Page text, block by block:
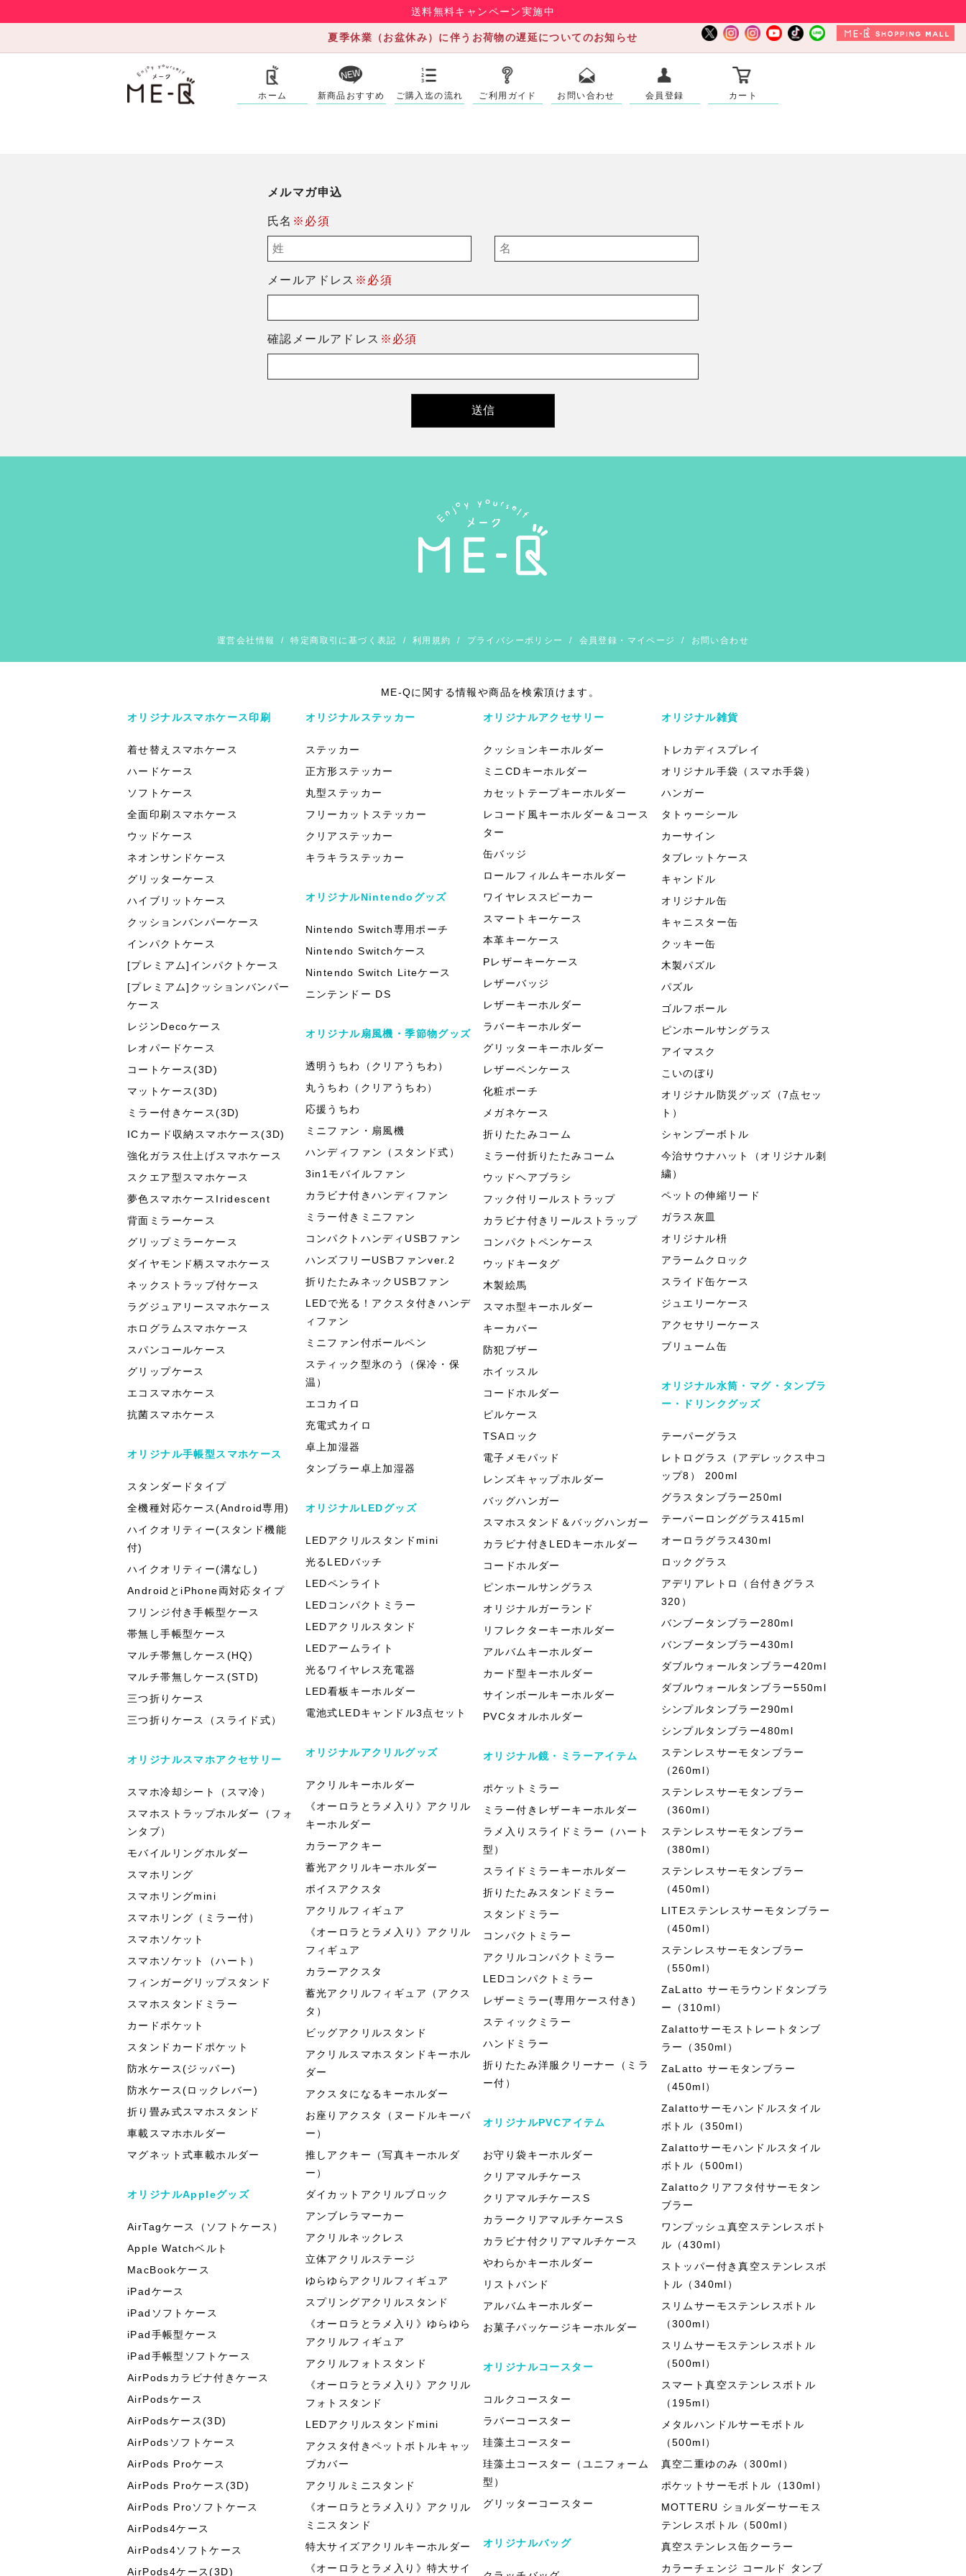
送料無料キャンペーン実施中
夏季休業（お盆休み）に伴うお荷物の遅延についてのお知らせ
ホーム 新商品おすすめ ご購入迄の流れ ご利用ガイド お問い合わせ 会員登録 カート
メルマガ申込
氏名 ※必須
メールアドレス ※必須
確認メールアドレス ※必須
運営会社情報 /特定商取引に基づく表記 / 利用規約 / プライバシーポリシー / 会員登録・マイページ / お問い合わせ
ME-Qに関する情報や商品を検索頂けます。
オリジナルスマホケース印刷
着せ替えスマホケース
ハードケース
ソフトケース
全面印刷スマホケース
ウッドケース
ネオンサンドケース
グリッターケース
ハイブリットケース
クッションバンパーケース
インパクトケース
[プレミアム]インパクトケース
[プレミアム]クッションバンパー
ケース
レジンDecoケース
レオパードケース
コートケース(3D)
マットケース(3D)
ミラー付きケース(3D)
ICカード収納スマホケース(3D)
強化ガラス仕上げスマホケース
スクエア型スマホケース
夢色スマホケースIridescent
背面ミラーケース
グリップミラーケース
ダイヤモンド柄スマホケース
ネックストラップ付ケース
ラグジュアリースマホケース
ホログラムスマホケース
スパンコールケース
グリップケース
エコスマホケース
抗菌スマホケース
オリジナル手帳型スマホケース
スタンダードタイプ
全機種対応ケース(Android専用)
ハイクオリティー(スタンド機能
付)
ハイクオリティー(溝なし)
AndroidとiPhone両対応タイプ
フリンジ付き手帳型ケース
帯無し手帳型ケース
マルチ帯無しケース(HQ)
マルチ帯無しケース(STD)
三つ折りケース
三つ折りケース（スライド式）
オリジナルスマホアクセサリー
スマホ冷却シート（スマ冷）
スマホストラップホルダー（フォ
ンタブ）
モバイルリングホルダー
スマホリング
スマホリングmini
スマホリング（ミラー付）
スマホソケット
スマホソケット（ハート）
フィンガーグリップスタンド
スマホスタンドミラー
カードポケット
スタンドカードポケット
防水ケース(ジッパー)
防水ケース(ロックレバー)
折り畳み式スマホスタンド
車載スマホホルダー
マグネット式車載ホルダー
オリジナルAppleグッズ
AirTagケース（ソフトケース）
Apple Watchベルト
MacBookケース
iPadケース
iPadソフトケース
iPad手帳型ケース
iPad手帳型ソフトケース
AirPodsカラビナ付きケース
AirPodsケース
AirPodsケース(3D)
AirPodsソフトケース
AirPods Proケース
AirPods Proケース(3D)
AirPods Proソフトケース
AirPods4ケース
AirPods4ソフトケース
AirPods4ケース(3D)
オリジナルステッカー
ステッカー
正方形ステッカー
丸型ステッカー
フリーカットステッカー
クリアステッカー
キラキラステッカー
オリジナルNintendoグッズ
Nintendo Switch専用ポーチ
Nintendo Switchケース
Nintendo Switch Liteケース
ニンテンドー DS
オリジナル扇風機・季節物グッズ
透明うちわ（クリアうちわ）
丸うちわ（クリアうちわ）
応援うちわ
ミニファン・扇風機
ハンディファン（スタンド式）
3in1モバイルファン
カラビナ付きハンディファン
ミラー付きミニファン
コンパクトハンディUSBファン
ハンズフリーUSBファンver.2
折りたたみネックUSBファン
LEDで光る！アクスタ付きハンデ
ィファン
ミニファン付ボールペン
スティック型氷のう（保冷・保
温）
エコカイロ
充電式カイロ
卓上加湿器
タンブラー卓上加湿器
オリジナルLEDグッズ
LEDアクリルスタンドmini
光るLEDバッチ
LEDペンライト
LEDコンパクトミラー
LEDアクリルスタンド
LEDアームライト
光るワイヤレス充電器
LED看板キーホルダー
電池式LEDキャンドル3点セット
オリジナルアクリルグッズ
アクリルキーホルダー
《オーロラとラメ入り》アクリル
キーホルダー
カラーアクキー
蓄光アクリルキーホルダー
ボイスアクスタ
アクリルフィギュア
《オーロラとラメ入り》アクリル
フィギュア
カラーアクスタ
蓄光アクリルフィギュア（アクス
タ）
ビッグアクリルスタンド
アクリルスマホスタンドキーホル
ダー
アクスタになるキーホルダー
お座りアクスタ（ヌードルキーパ
ー）
推しアクキー（写真キーホルダ
ー）
ダイカットアクリルブロック
アンブレラマーカー
アクリルネックレス
立体アクリルステージ
ゆらゆらアクリルフィギュア
スプリングアクリルスタンド
《オーロラとラメ入り》ゆらゆら
アクリルフィギュア
アクリルフォトスタンド
《オーロラとラメ入り》アクリル
フォトスタンド
LEDアクリルスタンドmini
アクスタ付きペットボトルキャッ
プカバー
アクリルミニスタンド
《オーロラとラメ入り》アクリル
ミニスタンド
特大サイズアクリルキーホルダー
《オーロラとラメ入り》特大サイ
オリジナルアクセサリー
クッションキーホルダー
ミニCDキーホルダー
カセットテープキーホルダー
レコード風キーホルダー＆コース
ター
缶バッジ
ロールフィルムキーホルダー
ワイヤレススピーカー
スマートキーケース
本革キーケース
Pレザーキーケース
レザーバッジ
レザーキーホルダー
ラバーキーホルダー
グリッターキーホルダー
レザーペンケース
化粧ポーチ
メガネケース
折りたたみコーム
ミラー付折りたたみコーム
ウッドヘアブラシ
フック付リールストラップ
カラビナ付きリールストラップ
コンパクトペンケース
ウッドキータグ
木製絵馬
スマホ型キーホルダー
キーカバー
防犯ブザー
ホイッスル
コードホルダー
ピルケース
TSAロック
電子メモパッド
レンズキャップホルダー
バッグハンガー
スマホスタンド＆バッグハンガー
カラビナ付きLEDキーホルダー
コードホルダー
ピンホールサングラス
オリジナルガーランド
リフレクターキーホルダー
アルバムキーホルダー
カード型キーホルダー
サインボールキーホルダー
PVCタオルホルダー
オリジナル鏡・ミラーアイテム
ポケットミラー
ミラー付きレザーキーホルダー
ラメ入りスライドミラー（ハート
型）
スライドミラーキーホルダー
折りたたみスタンドミラー
スタンドミラー
コンパクトミラー
アクリルコンパクトミラー
LEDコンパクトミラー
レザーミラー(専用ケース付き)
スティックミラー
ハンドミラー
折りたたみ洋服クリーナー（ミラ
ー付）
オリジナルPVCアイテム
お守り袋キーホルダー
クリアマルチケース
クリアマルチケースS
カラークリアマルチケースS
カラビナ付クリアマルチケース
やわらかキーホルダー
リストバンド
アルバムキーホルダー
お菓子パッケージキーホルダー
オリジナルコースター
コルクコースター
ラバーコースター
珪藻土コースター
珪藻土コースター（ユニフォーム
型）
グリッターコースター
オリジナルバッグ
オリジナル雑貨
トレカディスプレイ
オリジナル手袋（スマホ手袋）
ハンガー
タトゥーシール
カーサイン
タブレットケース
キャンドル
オリジナル缶
キャニスター缶
クッキー缶
木製パズル
パズル
ゴルフボール
ピンホールサングラス
アイマスク
こいのぼり
オリジナル防災グッズ（7点セッ
ト）
シャンプーボトル
今治サウナハット（オリジナル刺
繍）
ペットの伸縮リード
ガラス灰皿
オリジナル枡
アラームクロック
スライド缶ケース
ジュエリーケース
アクセサリーケース
ブリューム缶
オリジナル水筒・マグ・タンブラ
ー・ドリンクグッズ
テーパーグラス
レトログラス（アデレックス中コ
ップ8） 200ml
グラスタンブラー250ml
テーパーロンググラス415ml
オーロラグラス430ml
ロックグラス
アデリアレトロ（台付きグラス
320）
バンブータンブラー280ml
バンブータンブラー430ml
ダブルウォールタンブラー420ml
ダブルウォールタンブラー550ml
シンプルタンブラー290ml
シンプルタンブラー480ml
ステンレスサーモタンブラー
（260ml）
ステンレスサーモタンブラー
（360ml）
ステンレスサーモタンブラー
（380ml）
ステンレスサーモタンブラー
（450ml）
LITEステンレスサーモタンブラー
（450ml）
ステンレスサーモタンブラー
（550ml）
ZaLatto サーモラウンドタンブラ
ー（310ml）
Zalattoサーモストレートタンブ
ラー（350ml）
ZaLatto サーモタンブラー
（450ml）
Zalattoサーモハンドルスタイル
ボトル（350ml）
Zalattoサーモハンドルスタイル
ボトル（500ml）
Zalattoクリアフタ付サーモタン
ブラー
ワンプッシュ真空ステンレスボト
ル（430ml）
ストッパー付き真空ステンレスボ
トル（340ml）
スリムサーモステンレスボトル
（300ml）
スリムサーモステンレスボトル
（500ml）
スマート真空ステンレスボトル
（195ml）
メタルハンドルサーモボトル
（500ml）
真空二重ゆのみ（300ml）
ポケットサーモボトル（130ml）
MOTTERU ショルダーサーモス
テンレスボトル（500ml）
真空ステンレス缶クーラー
カラーチェンジ コールド タンブ